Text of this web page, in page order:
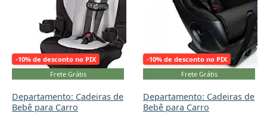
-10% de desconto no PIX
Frete Grátis
Departamento: Cadeiras de
Bebê para Carro
-10% de desconto no PIX
Frete Grátis
Departamento: Cadeiras de
Bebê para Carro